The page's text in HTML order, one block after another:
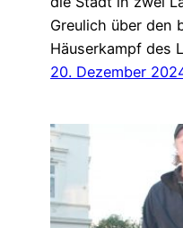
Greulich über den
Häuserkampf des
20. Dezember